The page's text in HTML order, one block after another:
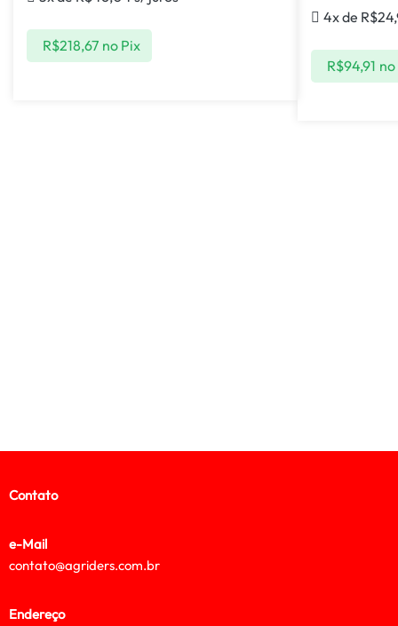
R$218,67 no Pix
4x de R$
R$94,91
Contato
e-Mail
contato@agriders.com.br
Endereço